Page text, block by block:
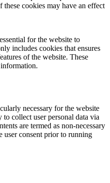
cookies may have an effect
for the website to
includes cookies that ensures
of the website. These
necessary for the website
collect user personal data via
are termed as non-necessary
user consent prior to running